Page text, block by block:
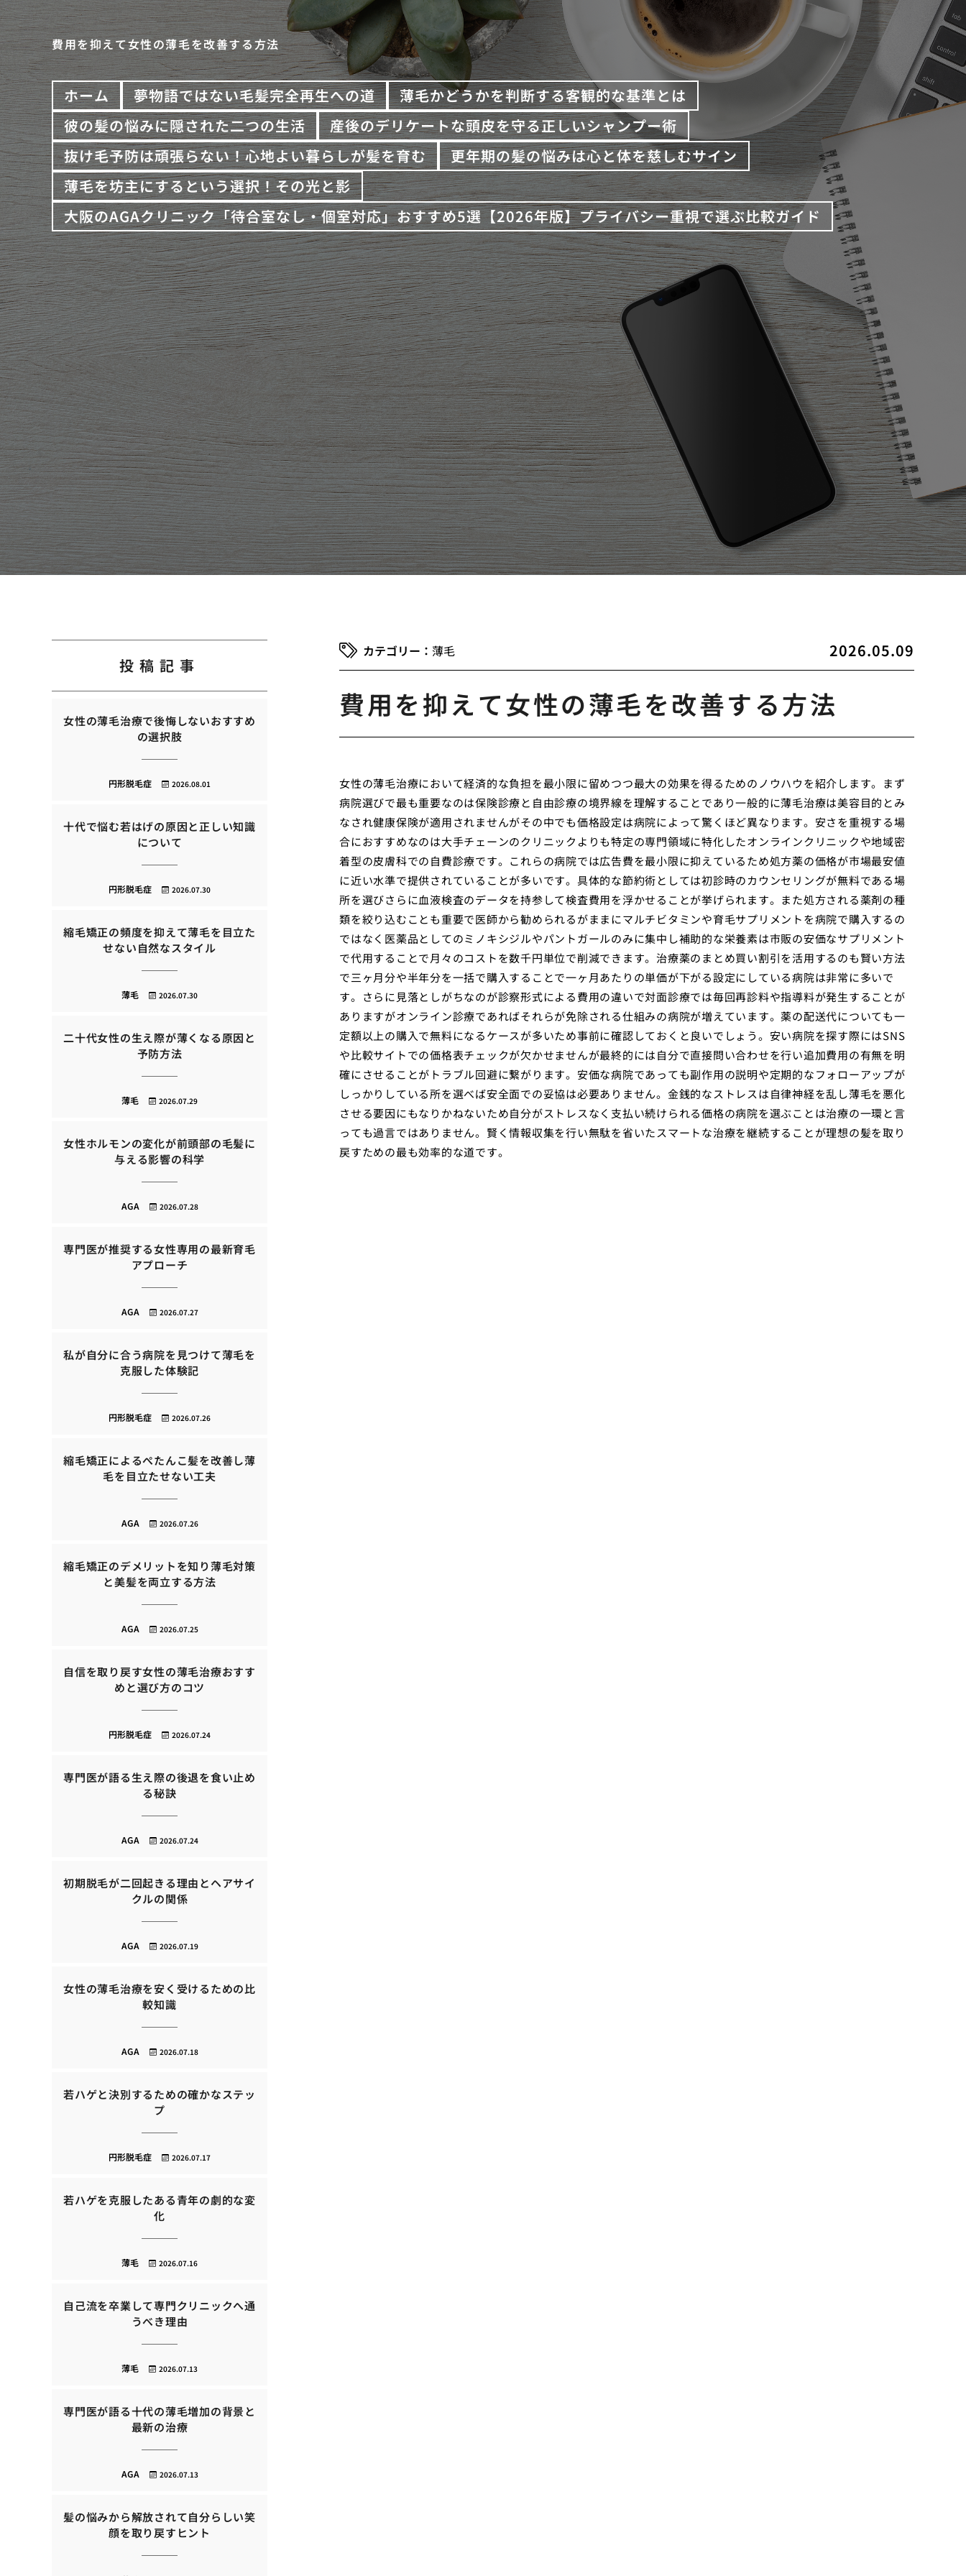
費用を抑えて女性の薄毛を改善する方法
ホーム 夢物語ではない毛髪完全再生への道
薄毛かどうかを判断する客観的な基準とは
彼の髪の悩みに隠された二つの生活
産後のデリケートな頭皮を守る正しいシャンプー術
抜け毛予防は頑張らない！心地よい暮らしが髪を育む
更年期の髪の悩みは心と体を慈しむサイン
薄毛を坊主にするという選択！その光と影
大阪のAGAクリニック「待合室なし・個室対応」おすすめ5選【2026年版】プライバシー重視で選ぶ比較ガイド
2026.05.09
薄毛
費用を抑えて女性の薄毛を改善する方法
女性の薄毛治療において経済的な負担を最小限に留めつつ最大の効果を得るためのノウハウを紹介します。まず
病院選びで最も重要なのは保険診療と自由診療の境界線を理解することであり一般的に薄毛治療は美容目的とみ
なされ健康保険が適用されませんがその中でも価格設定は病院によって驚くほど異なります。安さを重視する場
合におすすめなのは大手チェーンのクリニックよりも特定の専門領域に特化したオンラインクリニックや地域密
着型の皮膚科での自費診療です。これらの病院では広告費を最小限に抑えているため処方薬の価格が市場最安値
に近い水準で提供されていることが多いです。具体的な節約術としては初診時のカウンセリングが無料である場
所を選びさらに血液検査のデータを持参して検査費用を浮かせることが挙げられます。また処方される薬剤の種
類を絞り込むことも重要で医師から勧められるがままにマルチビタミンや育毛サプリメントを病院で購入するの
ではなく医薬品としてのミノキシジルやパントガールのみに集中し補助的な栄養素は市販の安価なサプリメント
で代用することで月々のコストを数千円単位で削減できます。治療薬のまとめ買い割引を活用するのも賢い方法
で三ヶ月分や半年分を一括で購入することで一ヶ月あたりの単価が下がる設定にしている病院は非常に多いで
す。さらに見落としがちなのが診察形式による費用の違いで対面診療では毎回再診料や指導料が発生することが
ありますがオンライン診療であればそれらが免除される仕組みの病院が増えています。薬の配送代についても一
定額以上の購入で無料になるケースが多いため事前に確認しておくと良いでしょう。安い病院を探す際にはSNS
や比較サイトでの価格表チェックが欠かせませんが最終的には自分で直接問い合わせを行い追加費用の有無を明
確にさせることがトラブル回避に繋がります。安価な病院であっても副作用の説明や定期的なフォローアップが
しっかりしている所を選べば安全面での妥協は必要ありません。金銭的なストレスは自律神経を乱し薄毛を悪化
させる要因にもなりかねないため自分がストレスなく支払い続けられる価格の病院を選ぶことは治療の一環と言
っても過言ではありません。賢く情報収集を行い無駄を省いたスマートな治療を継続することが理想の髪を取り
戻すための最も効率的な道です。
投稿記事
女性の薄毛治療で後悔しないおすすめ
の選択肢
2026.08.01
円形脱毛症
十代で悩む若はげの原因と正しい知識
について
2026.07.30
円形脱毛症
縮毛矯正の頻度を抑えて薄毛を目立た
せない自然なスタイル
2026.07.30
薄毛
二十代女性の生え際が薄くなる原因と
予防方法
2026.07.29
薄毛
女性ホルモンの変化が前頭部の毛髪に
与える影響の科学
2026.07.28
AGA
専門医が推奨する女性専用の最新育毛
アプローチ
2026.07.27
AGA
私が自分に合う病院を見つけて薄毛を
克服した体験記
2026.07.26
円形脱毛症
縮毛矯正によるぺたんこ髪を改善し薄
毛を目立たせない工夫
2026.07.26
AGA
縮毛矯正のデメリットを知り薄毛対策
と美髪を両立する方法
2026.07.25
AGA
自信を取り戻す女性の薄毛治療おすす
めと選び方のコツ
2026.07.24
円形脱毛症
専門医が語る生え際の後退を食い止め
る秘訣
2026.07.24
AGA
初期脱毛が二回起きる理由とヘアサイ
クルの関係
2026.07.19
AGA
女性の薄毛治療を安く受けるための比
較知識
2026.07.18
AGA
若ハゲと決別するための確かなステッ
プ
2026.07.17
円形脱毛症
若ハゲを克服したある青年の劇的な変
化
2026.07.16
薄毛
自己流を卒業して専門クリニックへ通
うべき理由
2026.07.13
薄毛
専門医が語る十代の薄毛増加の背景と
最新の治療
2026.07.13
AGA
髪の悩みから解放されて自分らしい笑
顔を取り戻すヒント